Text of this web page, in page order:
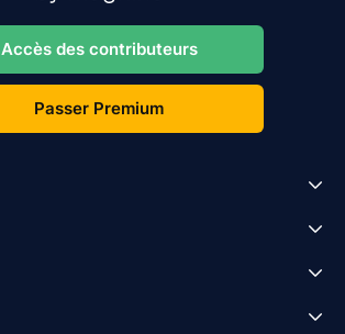
Accès des contributeurs
Passer Premium